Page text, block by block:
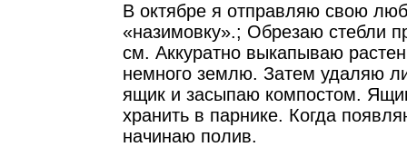
В октябре я отправляю свою
«назимовку».; Обрезаю стебли
см. Аккуратно выкапываю
немного землю. Затем удаляю
ящик и засыпаю компостом.
хранить в парнике. Когда
начинаю полив.